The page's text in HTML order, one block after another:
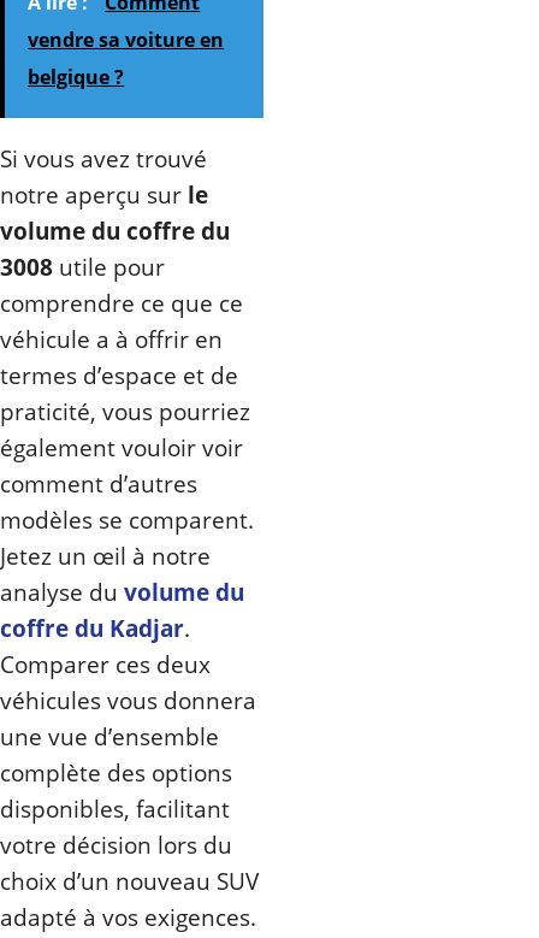
vendre sa voiture en
belgique ?
Si vous avez trouvé
notre aperçu sur le
volume du coffre du
3008 utile pour
comprendre ce que ce
véhicule a à offrir en
termes d’espace et de
praticité, vous pourriez
également vouloir voir
comment d’autres
modèles se comparent.
Jetez un œil à notre
analyse du volume du
coffre du Kadjar.
Comparer ces deux
véhicules vous donnera
une vue d’ensemble
complète des options
disponibles, facilitant
votre décision lors du
choix d’un nouveau SUV
adapté à vos exigences.